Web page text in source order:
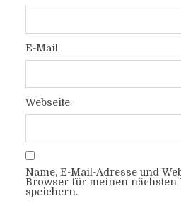
E-Mail
Webseite
Name, E-Mail-Adresse und
Browser für meinen nächsten
speichern.